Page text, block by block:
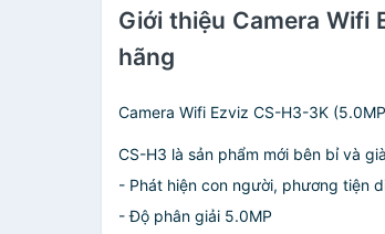
Giới thiệu Camera Wifi
hãng
Camera Wifi Ezviz CS-H3-3K
CS-H3 là sản phẩm mới bên bỉ và
- Phát hiện con người, phương tiện
- Độ phân giải 5.0MP